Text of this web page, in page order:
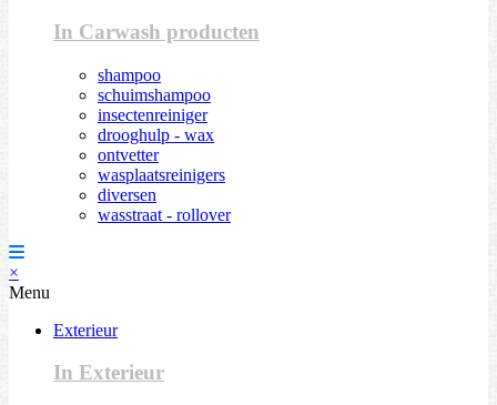
In Carwash producten
shampoo
schuimshampoo
insectenreiniger
drooghulp - wax
ontvetter
wasplaatsreinigers
diversen
wasstraat - rollover
×
Menu
Exterieur
In Exterieur